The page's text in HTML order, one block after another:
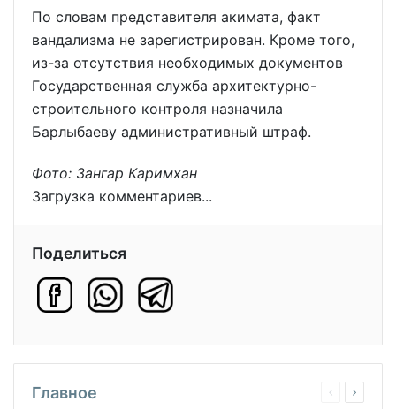
По словам представителя акимата, факт
вандализма не зарегистрирован. Кроме того,
из-за отсутствия необходимых документов
Государственная служба архитектурно-
строительного контроля назначила
Барлыбаеву административный штраф.
Фото: Зангар Каримхан
Загрузка комментариев...
Поделиться
Главное